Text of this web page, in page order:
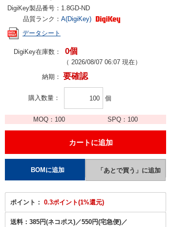
DigiKey製品番号： 1.8GD-ND
品質ランク： A(DigiKey)
データシート
DigiKey在庫数： 0個
（ 2026/08/07 06:07 現在）
納期： 要確認
購入数量 個
MOQ： 100 SPQ： 100
ポイント： 0.3ポイント(1%還元)
送料： 385円(ネコポス)／550円(宅急便)／